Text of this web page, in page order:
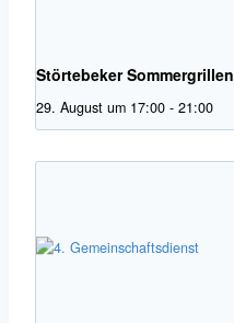
Störtebeker Sommergrillen
29. August um 17:00 - 21:00